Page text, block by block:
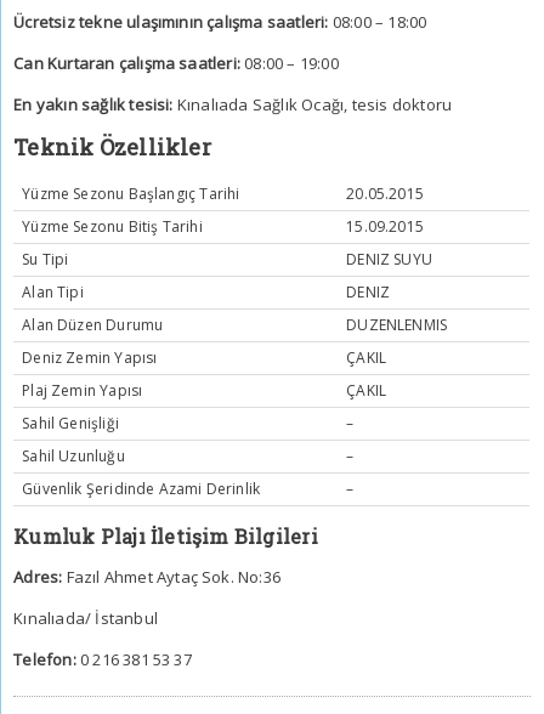
Ücretsiz tekne ulaşımının çalışma saatleri: 08:00 – 18:00
Can Kurtaran çalışma saatleri:08:00 – 19:00
En yakın sağlık tesisi: Kınalıada Sağlık Ocağı, tesis doktoru
Teknik Özellikler
Yüzme Sezonu Başlangıç Tarihi
20.05.2015
Yüzme Sezonu Bitiş Tarihi
15.09.2015
Su Tipi
DENIZ SUYU
Alan Tipi
DENIZ
Alan Düzen Durumu
DUZENLENMIS
Deniz Zemin Yapısı
ÇAKIL
Plaj Zemin Yapısı
ÇAKIL
Sahil Genişliği
–
Sahil Uzunluğu
–
Güvenlik Şeridinde Azami Derinlik
–
Kumluk Plajı İletişim Bilgileri
Adres: Fazıl Ahmet Aytaç Sok. No:36
Kınalıada/ İstanbul
Telefon:0 216 381 53 37